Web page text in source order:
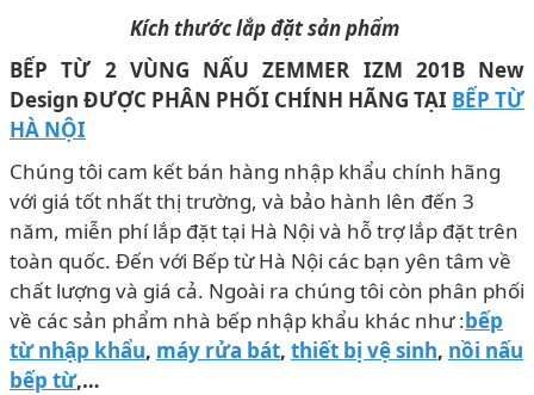
Kích thước lắp đặt sản phẩm
BẾP TỪ 2 VÙNG NẤU ZEMMER IZM 201B New
Design ĐƯỢC PHÂN PHỐI CHÍNH HÃNG TẠI BẾP TỪ
HÀ NỘI
Chúng tôi cam kết bán hàng nhập khẩu chính hãng
với giá tốt nhất thị trường, và bảo hành lên đến 3
năm, miễn phí lắp đặt tại Hà Nội và hỗ trợ lắp đặt trên
toàn quốc. Đến với Bếp từ Hà Nội các bạn yên tâm về
chất lượng và giá cả. Ngoài ra chúng tôi còn phân phối
về các sản phẩm nhà bếp nhập khẩu khác như :bếp
từ nhập khẩu, máy rửa bát, thiết bị vệ sinh, nồi nấu
bếp từ,…